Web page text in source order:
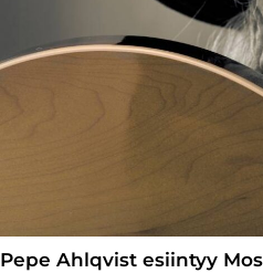
Pepe Ahlqvist esiintyy